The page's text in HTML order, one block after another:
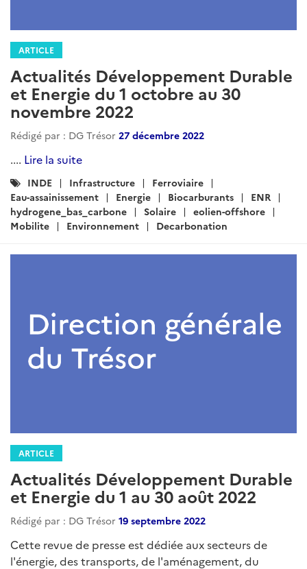
ARTICLE
Actualités Développement Durable
et Energie du 1 octobre au 30
novembre 2022
Rédigé par : DG Trésor 27 décembre 2022
.... Lire la suite
Catégories
:
INDE Infrastructure
Ferroviaire
Eau-assainissement
Energie Biocarburants
ENR
hydrogene_bas_carbone
Solaire
eolien-offshore
Mobilite
Environnement Decarbonation
ARTICLE
Actualités Développement Durable
et Energie du 1 au 30 août 2022
Rédigé par : DG Trésor 19 septembre 2022
Cette revue de presse est dédiée aux secteurs de
l'énergie, des transports, de l'aménagement, du